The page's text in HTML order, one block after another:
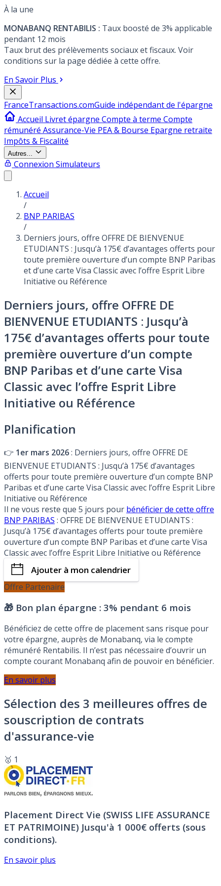
À la une
MONABANQ RENTABILIS : Taux boosté de 3% applicable
pendant 12 mois
Taux brut des prélèvements sociaux et fiscaux. Voir
conditions sur la page dédiée à cette offre.
En Savoir Plus
FranceTransactions.comGuide indépendant de l'épargne
Accueil Livret épargne Compte à terme Compte
rémunéré Assurance-Vie PEA & Bourse Epargne retraite
Impôts & Fiscalité
Autres...
Connexion Simulateurs
Accueil
/
BNP PARIBAS
/
Derniers jours, offre OFFRE DE BIENVENUE
ETUDIANTS : Jusqu’à 175€ d’avantages offerts pour
toute première ouverture d’un compte BNP Paribas
et d’une carte Visa Classic avec l’offre Esprit Libre
Initiative ou Référence
Derniers jours, offre OFFRE DE
BIENVENUE ETUDIANTS : Jusqu’à
175€ d’avantages offerts pour toute
première ouverture d’un compte
BNP Paribas et d’une carte Visa
Classic avec l’offre Esprit Libre
Initiative ou Référence
Planification
👉 1er mars 2026: Derniers jours, offre OFFRE DE
BIENVENUE ETUDIANTS : Jusqu’à 175€ d’avantages
offerts pour toute première ouverture d’un compte BNP
Paribas et d’une carte Visa Classic avec l’offre Esprit Libre
Initiative ou Référence
Il ne vous reste que 5 jours pour bénéficier de cette offre
BNP PARIBAS : OFFRE DE BIENVENUE ETUDIANTS :
Jusqu’à 175€ d’avantages offerts pour toute première
ouverture d’un compte BNP Paribas et d’une carte Visa
Classic avec l’offre Esprit Libre Initiative ou Référence
Ajouter à mon calendrier
Offre Partenaire
🎁 Bon plan épargne : 3% pendant 6 mois
Bénéficiez de cette offre de placement sans risque pour
votre épargne, auprès de Monabanq, via le compte
rémunéré Rentabilis. Il n’est pas nécessaire d’ouvrir un
compte courant Monabanq afin de pouvoir en bénéficier.
En savoir plus
Sélection des 3 meilleures offres de
souscription de contrats
d'assurance-vie
🥇 1
Placement Direct Vie (SWISS LIFE ASSURANCE
ET PATRIMOINE) Jusqu'à 1 000€ offerts (sous
conditions).
En savoir plus